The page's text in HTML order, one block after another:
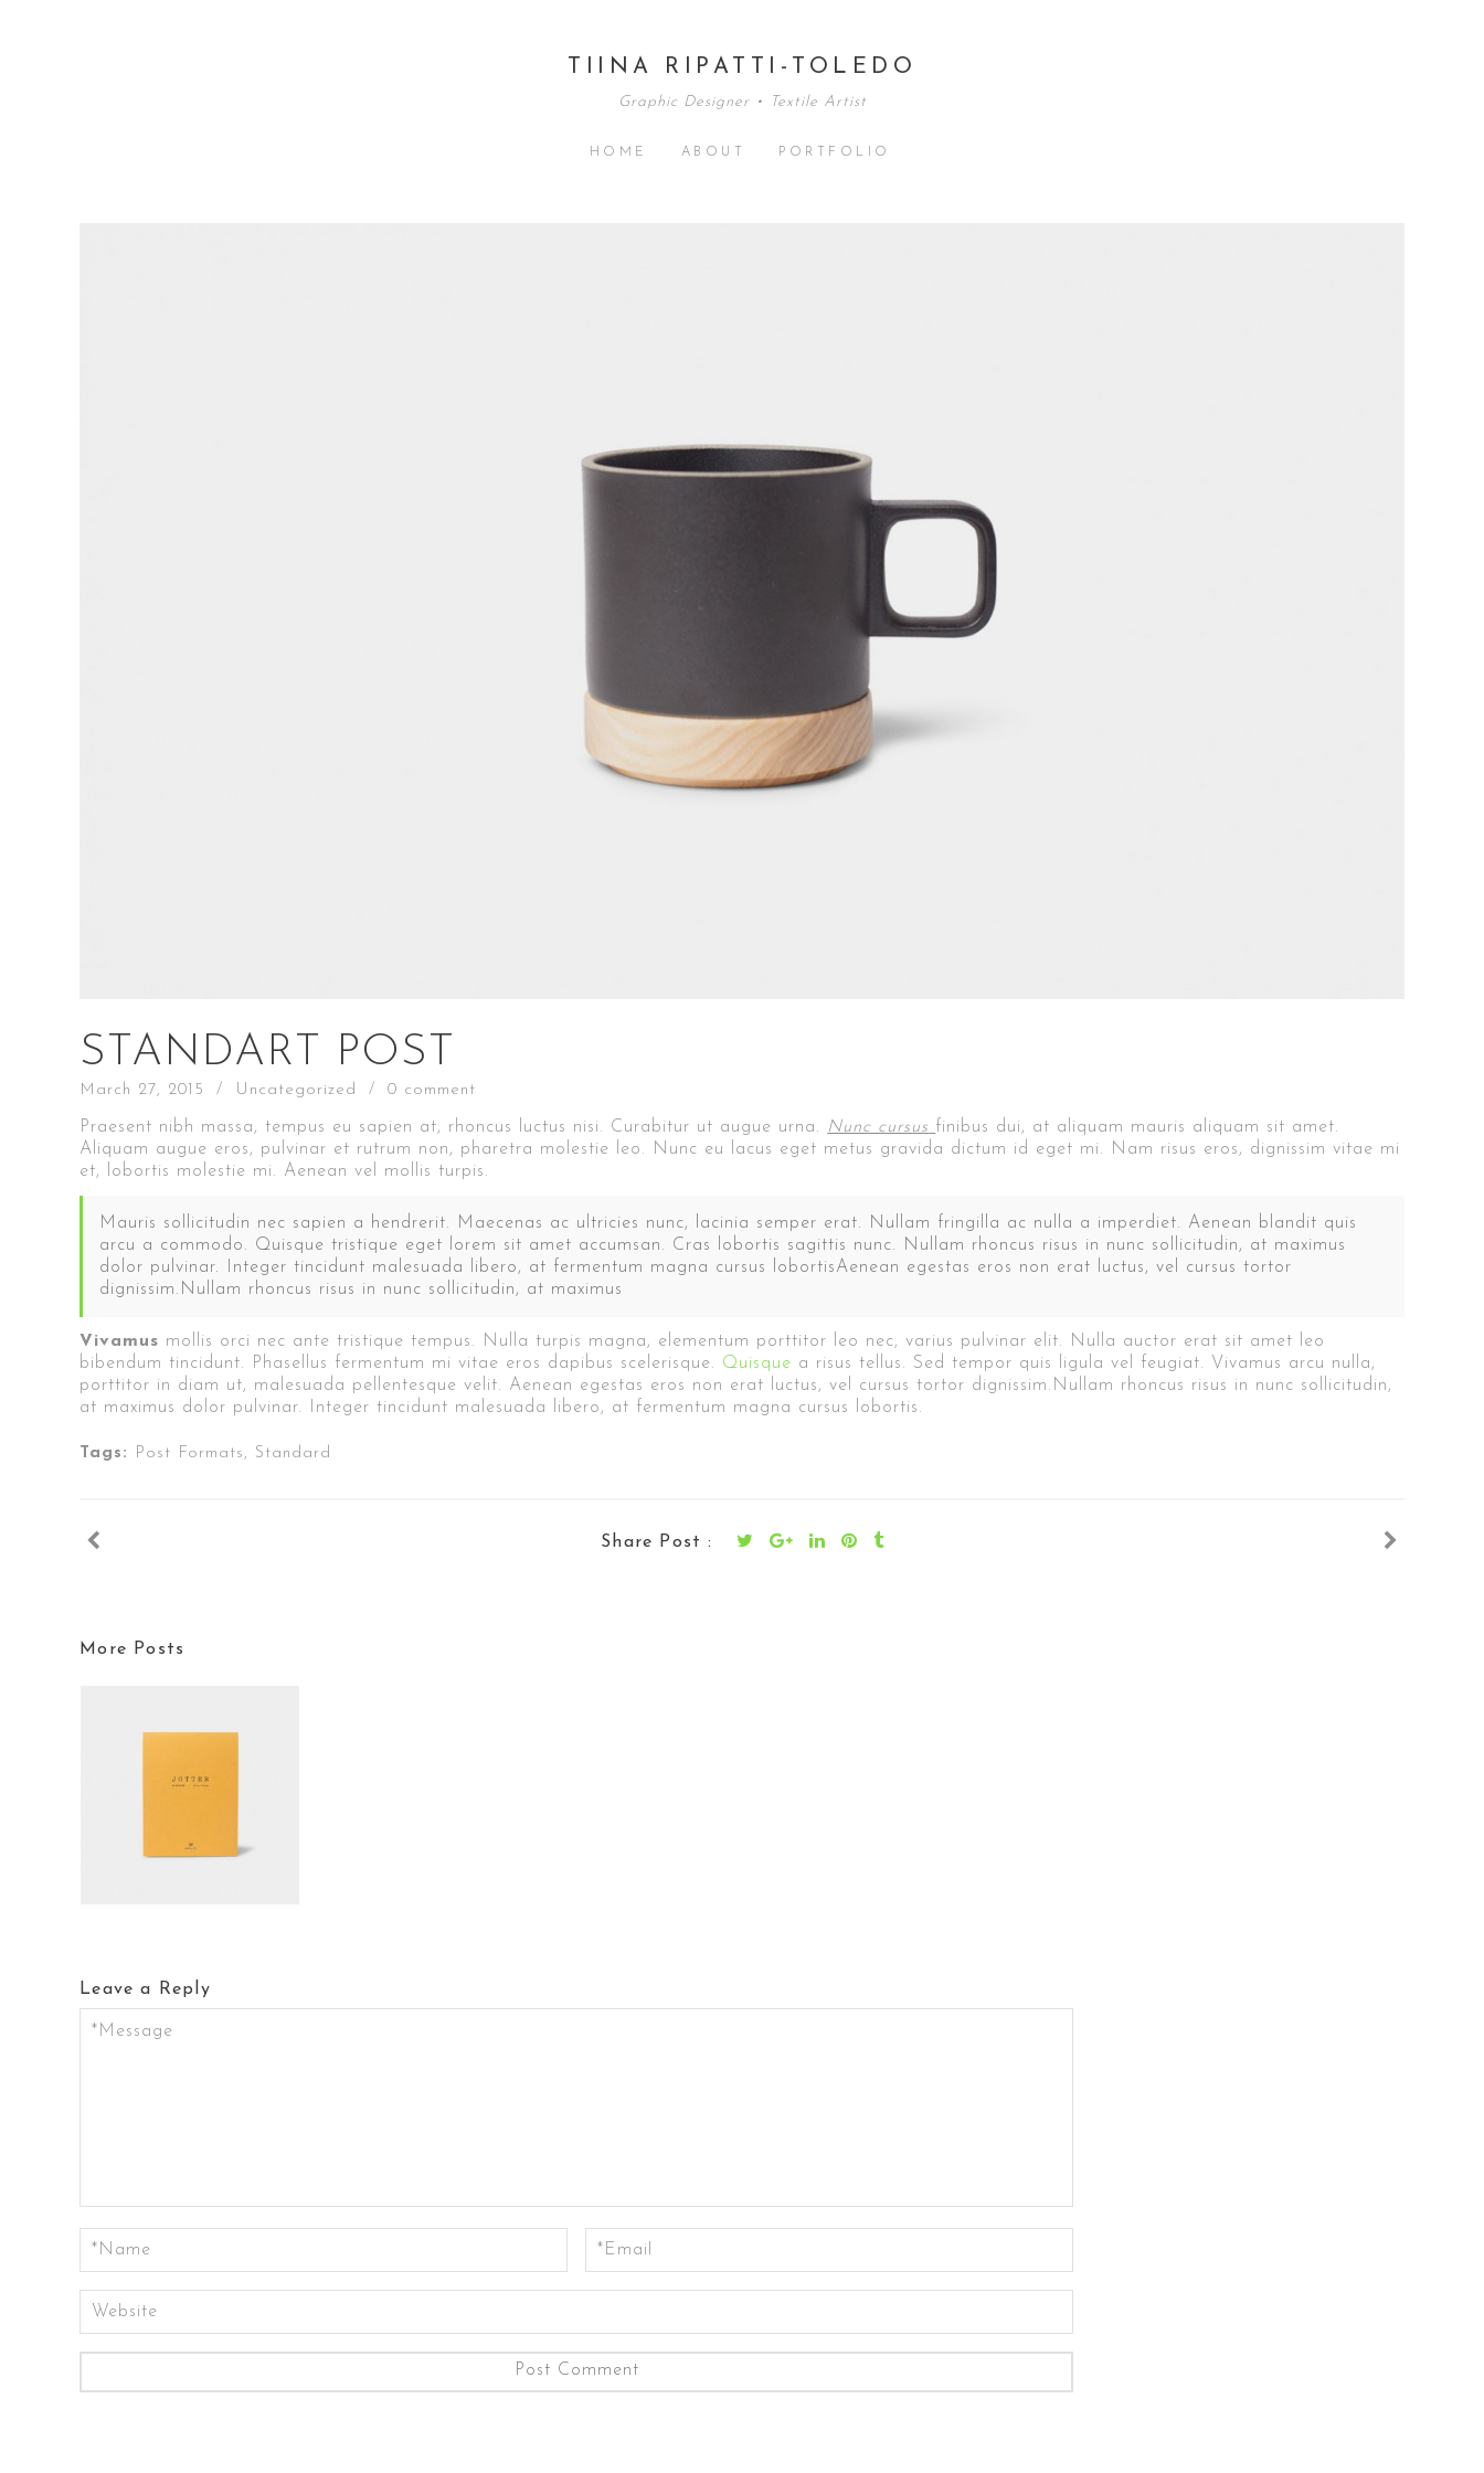
TIINA RIPATTI-TOLEDO
Graphic Designer • Textile Artist
HOME ABOUT PORTFOLIO
STANDART POST
March 27, 2015 / Uncategorized / 0 comment
Praesent nibh massa, tempus eu sapien at, rhoncus luctus nisi. Curabitur ut augue urna. Nunc cursus finibus dui, at aliquam mauris aliquam sit amet.
Aliquam augue eros, pulvinar et rutrum non, pharetra molestie leo. Nunc eu lacus eget metus gravida dictum id eget mi. Nam risus eros, dignissim vitae mi
et, lobortis molestie mi. Aenean vel mollis turpis.
Mauris sollicitudin nec sapien a hendrerit. Maecenas ac ultricies nunc, lacinia semper erat. Nullam fringilla ac nulla a imperdiet. Aenean blandit quis
arcu a commodo. Quisque tristique eget lorem sit amet accumsan. Cras lobortis sagittis nunc. Nullam rhoncus risus in nunc sollicitudin, at maximus
dolor pulvinar. Integer tincidunt malesuada libero, at fermentum magna cursus lobortisAenean egestas eros non erat luctus, vel cursus tortor
dignissim.Nullam rhoncus risus in nunc sollicitudin, at maximus
Vivamus mollis orci nec ante tristique tempus. Nulla turpis magna, elementum porttitor leo nec, varius pulvinar elit. Nulla auctor erat sit amet leo
bibendum tincidunt. Phasellus fermentum mi vitae eros dapibus scelerisque. Quisque a risus tellus. Sed tempor quis ligula vel feugiat. Vivamus arcu nulla,
porttitor in diam ut, malesuada pellentesque velit. Aenean egestas eros non erat luctus, vel cursus tortor dignissim.Nullam rhoncus risus in nunc sollicitudin,
at maximus dolor pulvinar. Integer tincidunt malesuada libero, at fermentum magna cursus lobortis.
Tags: Post Formats , Standard
Share Post :
More Posts
Leave a Reply